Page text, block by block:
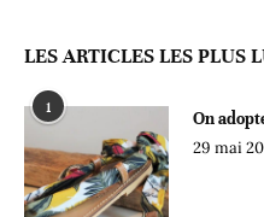
LES ARTICLES LES PLUS
1
On
29 mai